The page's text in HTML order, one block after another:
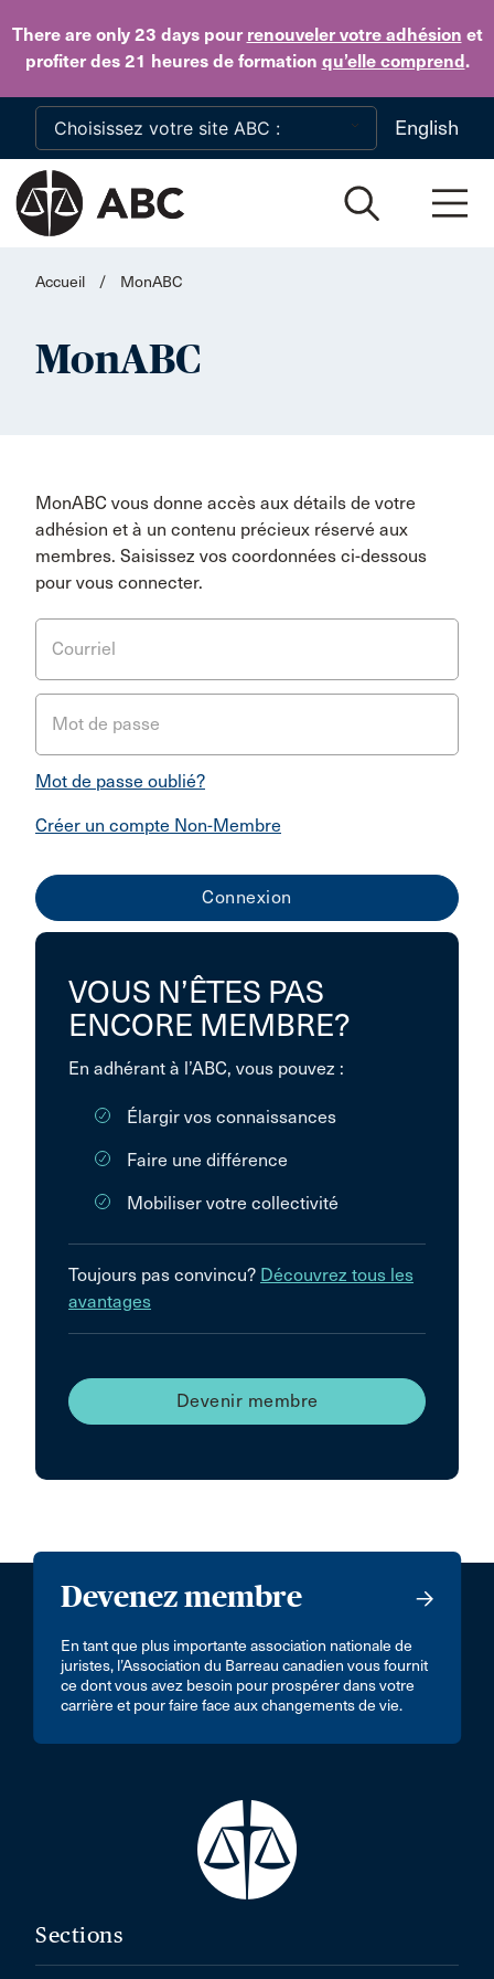
There are only 23 dayspour renouveler votre adhésion et
profiter des 21 heures de formation qu’elle comprend.
Skip to main content
English
Accueil / MonABC
MonABC
MonABC vous donne accès aux détails de votre
adhésion et à un contenu précieux réservé aux
membres. Saisissez vos coordonnées ci-dessous
pour vous connecter.
Courriel
Mot de passe
Mot de passe oublié?
Créer un compte Non-Membre
VOUS N’ÊTES PAS
ENCORE MEMBRE?
En adhérant à l’ABC, vous pouvez :
Élargir vos connaissances
Faire une différence
Mobiliser votre collectivité
Toujours pas convincu? Découvrez tous les
avantages
Devenir membre
Devenez membre
En tant que plus importante association nationale de
juristes, l’Association du Barreau canadien vous fournit
ce dont vous avez besoin pour prospérer dans votre
carrière et pour faire face aux changements de vie.
Sections